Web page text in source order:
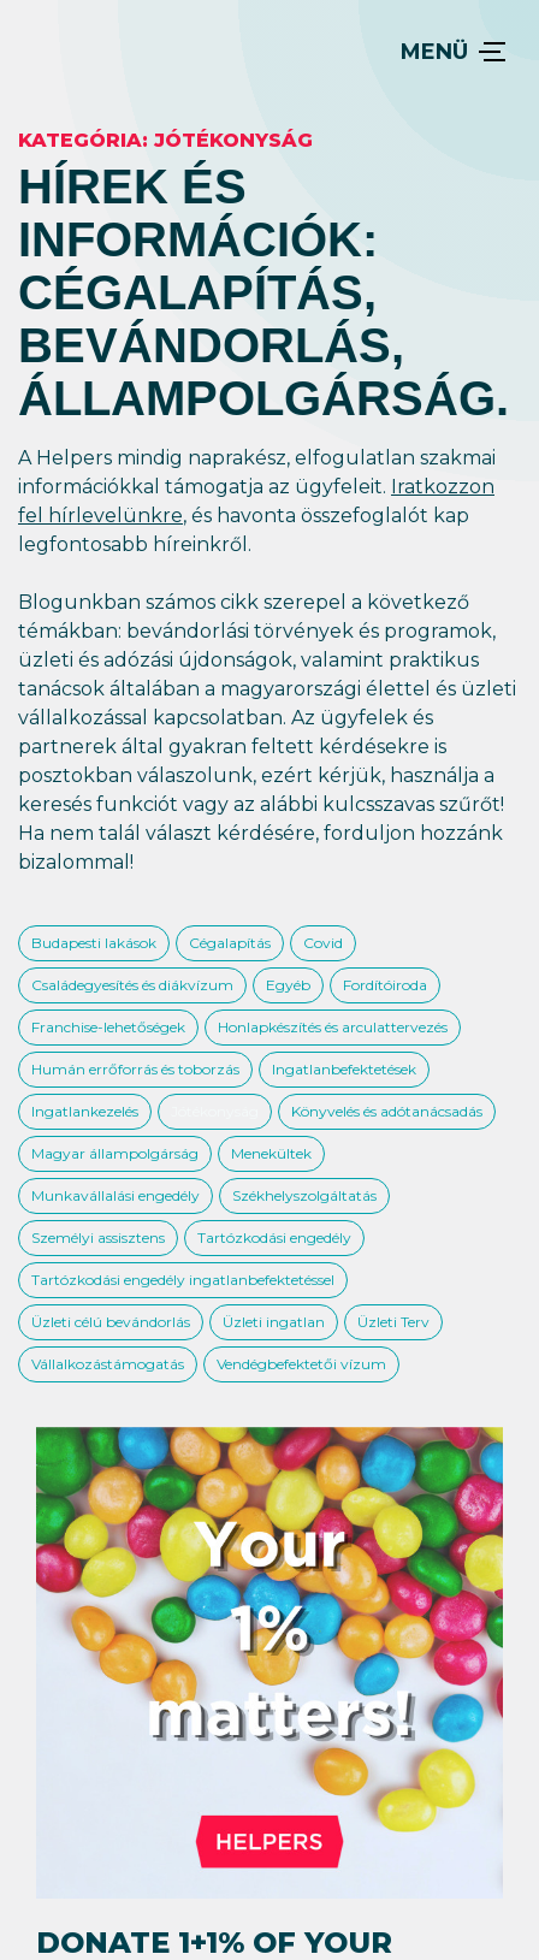
MENÜ
KATEGÓRIA: JÓTÉKONYSÁG
HÍREK ÉS
INFORMÁCIÓK:
CÉGALAPÍTÁS,
BEVÁNDORLÁS,
ÁLLAM­POLGÁRSÁG.
A Helpers mindig naprakész, elfogulatlan szakmai
információkkal támogatja az ügyfeleit. Iratkozzon
fel hírlevelünkre, és havonta összefoglalót kap
legfontosabb híreinkről.
Blogunkban számos cikk szerepel a következő
témákban: bevándorlási törvények és programok,
üzleti és adózási újdonságok, valamint praktikus
tanácsok általában a magyarországi élettel és üzleti
vállalkozással kapcsolatban. Az ügyfelek és
partnerek által gyakran feltett kérdésekre is
posztokban válaszolunk, ezért kérjük, használja a
keresés funkciót vagy az alábbi kulcsszavas szűrőt!
Ha nem talál választ kérdésére, forduljon hozzánk
bizalommal!
Budapesti lakások Cégalapítás Covid
Családegyesítés és diákvízum Egyéb Fordítóiroda
Franchise-lehetőségek Honlapkészítés és arculattervezés
Humán errőforrás és toborzás Ingatlanbefektetések
Ingatlankezelés Könyvelés és adótanácsadás
Magyar állampolgárság Menekültek
Munkavállalási engedély Székhelyszolgáltatás
Személyi assisztens Tartózkodási engedély
Tartózkodási engedély ingatlanbefektetéssel
Üzleti célú bevándorlás Üzleti ingatlan Üzleti Terv
Vállalkozástámogatás Vendégbefektetői vízum
DONATE 1+1% OF YOUR